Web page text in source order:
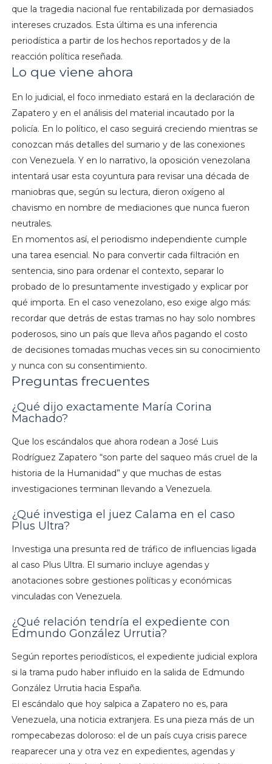
que la tragedia nacional fue rentabilizada por demasiados
intereses cruzados. Esta última es una inferencia
periodística a partir de los hechos reportados y de la
reacción política reseñada.
Lo que viene ahora
En lo judicial, el foco inmediato estará en la declaración de
Zapatero y en el análisis del material incautado por la
policía. En lo político, el caso seguirá creciendo mientras se
conozcan más detalles del sumario y de las conexiones
con Venezuela. Y en lo narrativo, la oposición venezolana
intentará usar esta coyuntura para revisar una década de
maniobras que, según su lectura, dieron oxígeno al
chavismo en nombre de mediaciones que nunca fueron
neutrales.
En momentos así, el periodismo independiente cumple
una tarea esencial. No para convertir cada filtración en
sentencia, sino para ordenar el contexto, separar lo
probado de lo presuntamente investigado y explicar por
qué importa. En el caso venezolano, eso exige algo más:
recordar que detrás de estas tramas no hay solo nombres
poderosos, sino un país que lleva años pagando el costo
de decisiones tomadas muchas veces sin su conocimiento
y nunca con su consentimiento.
Preguntas frecuentes
¿Qué dijo exactamente María Corina
Machado?
Que los escándalos que ahora rodean a José Luis
Rodríguez Zapatero “son parte del saqueo más cruel de la
historia de la Humanidad” y que muchas de estas
investigaciones terminan llevando a Venezuela.
¿Qué investiga el juez Calama en el caso
Plus Ultra?
Investiga una presunta red de tráfico de influencias ligada
al caso Plus Ultra. El sumario incluye agendas y
anotaciones sobre gestiones políticas y económicas
vinculadas con Venezuela.
¿Qué relación tendría el expediente con
Edmundo González Urrutia?
Según reportes periodísticos, el expediente judicial explora
si la trama pudo haber influido en la salida de Edmundo
González Urrutia hacia España.
El escándalo que hoy salpica a Zapatero no es, para
Venezuela, una noticia extranjera. Es una pieza más de un
rompecabezas doloroso: el de un país cuya crisis parece
reaparecer una y otra vez en expedientes, agendas y